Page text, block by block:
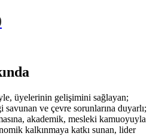
üyelerinin gelişimini sağlayan;
savunan ve çevre sorunlarına duyarlı;
akademik, mesleki kamuoyuyla
kalkınmaya katkı sunan, lider